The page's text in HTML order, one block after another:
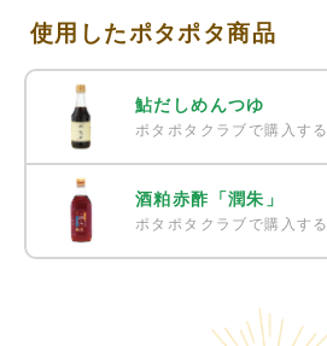
使用したポタポタ商品
鮎だしめんつゆ
ポタポタクラブで購入する
酒粕赤酢「潤朱」
ポタポタクラブで購入する